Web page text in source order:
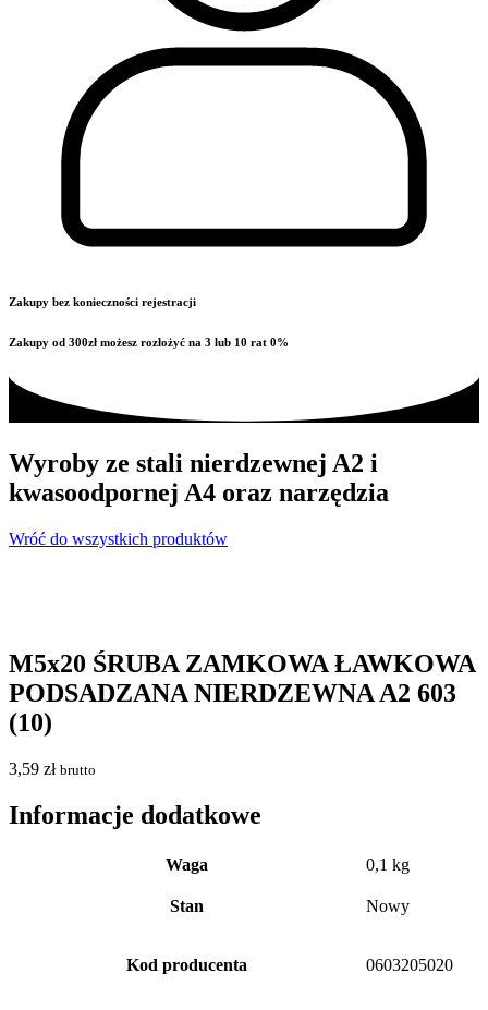
Zakupy bez konieczności rejestracji
Zakupy od 300zł możesz rozłożyć na 3 lub 10 rat 0%
Wyroby ze stali nierdzewnej A2 i
kwasoodpornej A4 oraz narzędzia
Wróć do wszystkich produktów
M5x20 ŚRUBA ZAMKOWA ŁAWKOWA
PODSADZANA NIERDZEWNA A2 603
(10)
3,59 zł brutto
Informacje dodatkowe
Waga 0,1 kg
Stan Nowy
Kod producenta 0603205020